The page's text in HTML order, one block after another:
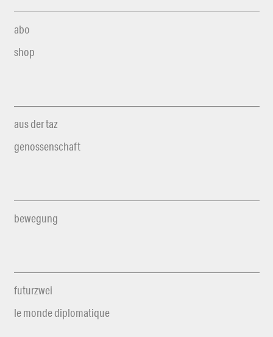
abo
shop
aus der taz
genossenschaft
bewegung
futurzwei
le monde diplomatique